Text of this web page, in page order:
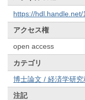
https://hdl.handle.net/
アクセス権
open access
カテゴリ
博士論文 / 経済学研
注記